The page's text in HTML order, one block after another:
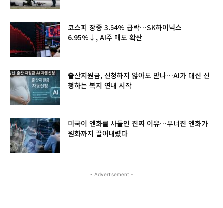
코스피 장중 3.64% 급락…SK하이닉스
6.95%↓, AI주 매도 확산
출산지원금, 신청하지 않아도 받나…AI가 대신 신
청하는 복지 연내 시작
미국이 엔화를 사들인 진짜 이유…무너진 엔화가
원화까지 끌어내렸다
- Advertisement -